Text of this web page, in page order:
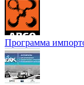
Программа